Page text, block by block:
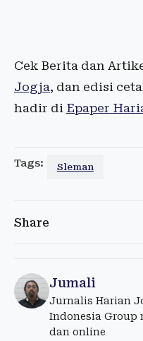
Cek Berita dan
Jogja, dan edisi
hadir di Epaper
Tags: Sleman
Share
Jumali
Jurnalis Harian
Indonesia Group
dan online